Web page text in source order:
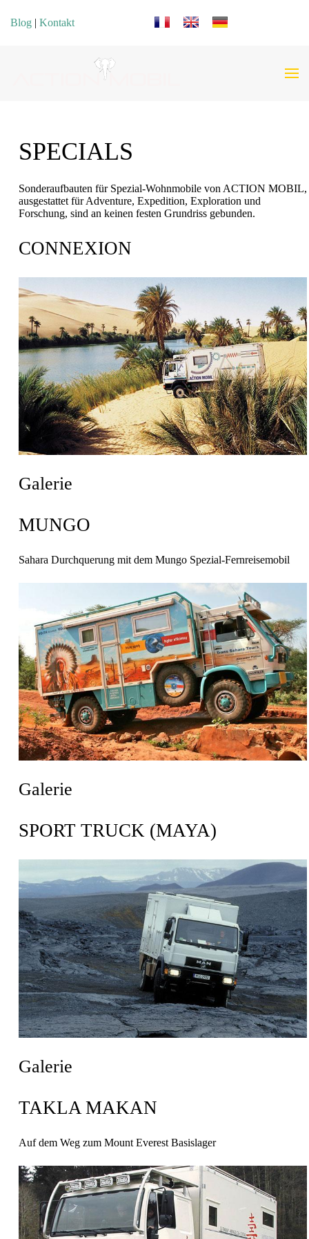
Blog | Kontakt Sprache auswählen
SPECIALS
Sonderaufbauten für Spezial-Wohnmobile von ACTION MOBIL,
ausgestattet für Adventure, Expedition, Exploration und
Forschung, sind an keinen festen Grundriss gebunden.
CONNEXION
Galerie
MUNGO
Sahara Durchquerung mit dem Mungo Spezial-Fernreisemobil
Galerie
SPORT TRUCK (MAYA)
Galerie
TAKLA MAKAN
Auf dem Weg zum Mount Everest Basislager